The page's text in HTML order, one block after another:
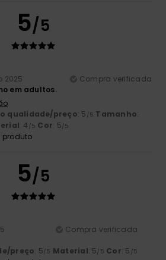
5/5
2025
Compra verificada
em adultos.
qualidade/preço: 5 /5 Tamanho:
: 4 /5 Cor: 5/5
produto
5/5
Compra verificada
preço: 5/5 Material: 5/5 Cor: 5 /5